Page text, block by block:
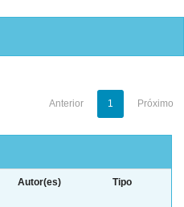
Anterior 1 Próximo
Autor(es) Tipo